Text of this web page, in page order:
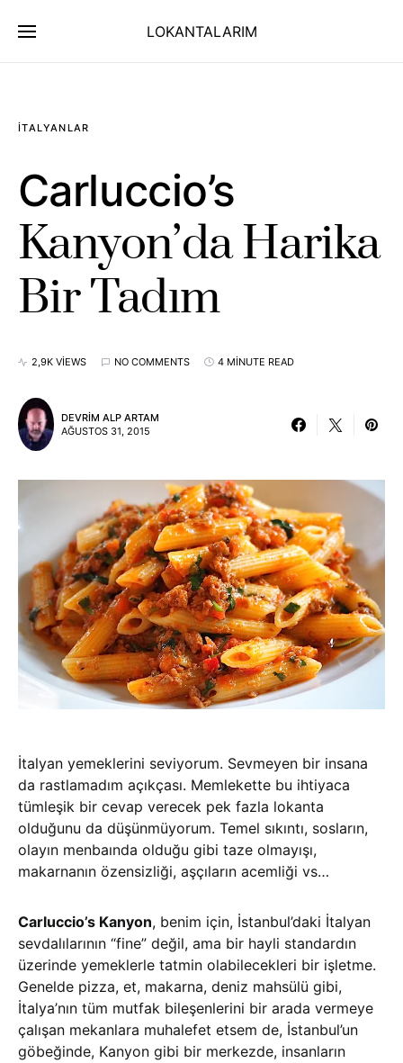
LOKANTALARIM
İTALYANLAR
Carluccio’s
Kanyon’da Harika
Bir Tadım
2,9K VIEWS NO COMMENTS 4 MINUTE READ
DEVRIM ALP ARTAM
AĞUSTOS 31, 2015
İtalyan yemeklerini seviyorum. Sevmeyen bir insana
da rastlamadım açıkçası. Memlekette bu ihtiyaca
tümleşik bir cevap verecek pek fazla lokanta
olduğunu da düşünmüyorum. Temel sıkıntı, sosların,
olayın menbaında olduğu gibi taze olmayışı,
makarnanın özensizliği, aşçıların acemliği vs…
Carluccio’s Kanyon, benim için, İstanbul’daki İtalyan
sevdalılarının “fine” değil, ama bir hayli standardın
üzerinde yemeklerle tatmin olabilecekleri bir işletme.
Genelde pizza, et, makarna, deniz mahsülü gibi,
İtalya’nın tüm mutfak bileşenlerini bir arada vermeye
çalışan mekanlara muhalefet etsem de, İstanbul’un
göbeğinde, Kanyon gibi bir merkezde, insanların